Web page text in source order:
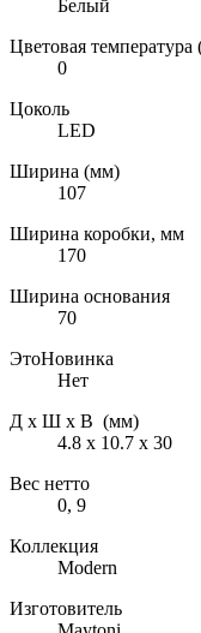
Белый
Цветовая температура
0
Цоколь
LED
Ширина (мм)
107
Ширина коробки, мм
170
Ширина основания
70
ЭтоНовинка
Нет
Д х Ш х В (мм)
4.8 х 10.7 х 30
Вес нетто
0, 9
Коллекция
Modern
Изготовитель